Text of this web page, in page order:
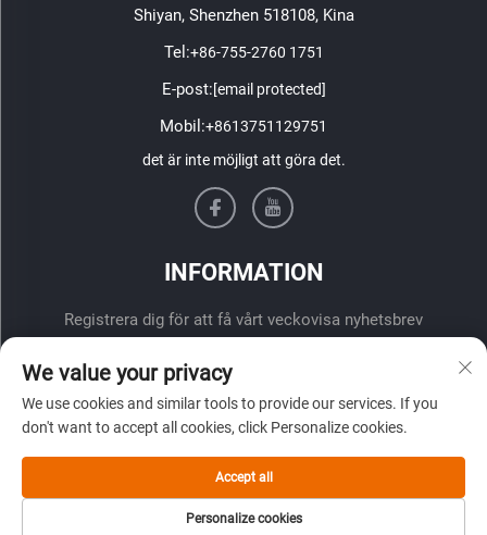
Shiyan, Shenzhen 518108, Kina
Tel:+86-755-2760 1751
E-post:[email protected]
Mobil:+8613751129751
det är inte möjligt att göra det.
INFORMATION
Registrera dig för att få vårt veckovisa nyhetsbrev
ÖVERLÄMNA
We value your privacy
We use cookies and similar tools to provide our services. If you
don't want to accept all cookies, click Personalize cookies.
Personalize cookies
Accept all